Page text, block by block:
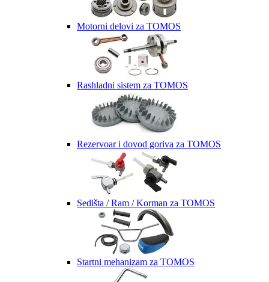
Motorni delovi za TOMOS
Rashladni sistem za TOMOS
Rezervoar i dovod goriva za TOMOS
Sedišta / Ram / Korman za TOMOS
Startni mehanizam za TOMOS